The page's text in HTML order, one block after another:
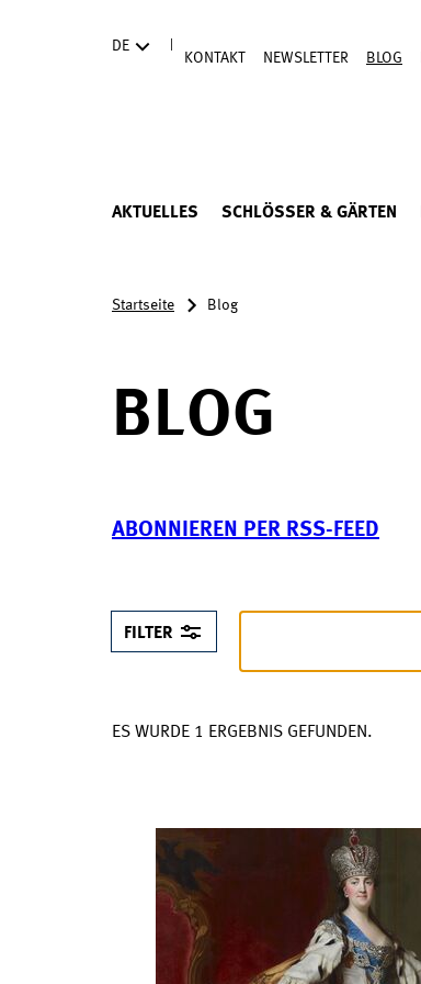
DE
KONTAKT NEWSLETTER BLOG
AKTUELLES SCHLÖSSER & GÄRTEN
Startseite Blog
BLOG
ABONNIEREN PER RSS-FEED
FILTER
ES WURDE 1 ERGEBNIS GEFUNDEN.